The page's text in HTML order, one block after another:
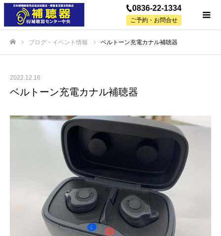
0836-22-1334
ご予約・お問合せ
ブログ・イベント情報 ベルトーン充電カナル補聴器
2022.12.16
ベルトーン充電カナル補聴器